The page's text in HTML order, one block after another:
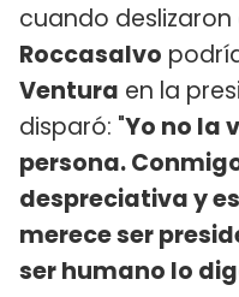
cuando deslizaron
Roccasalvo
Ventura en la
disparó: "Yo no la
persona.
despreciativa y
merece ser
ser humano lo